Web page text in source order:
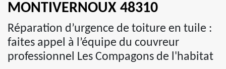
MONTIVERNOUX 48310
Réparation d’urgence de toiture en tuile :
faites appel à l’équipe du couvreur
professionnel Les Compagons de l'habitat